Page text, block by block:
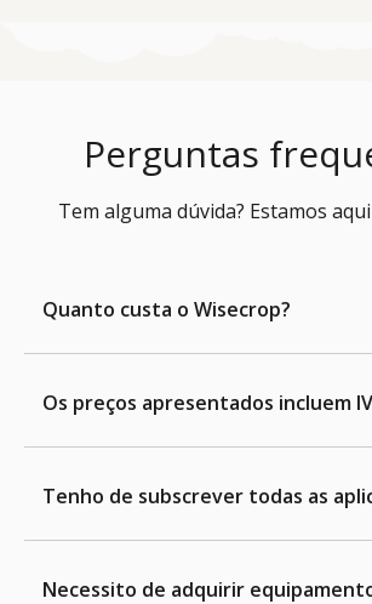
Perguntas
Tem alguma dúvida? Estamos
Quanto custa o Wisecrop?
Os preços apresentados incluem
Tenho de subscrever todas as
Necessito de adquirir